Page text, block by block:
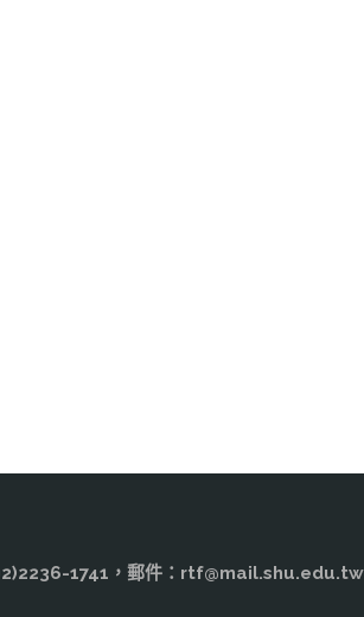
1741，郵件：rtf@mail.shu.edu.tw